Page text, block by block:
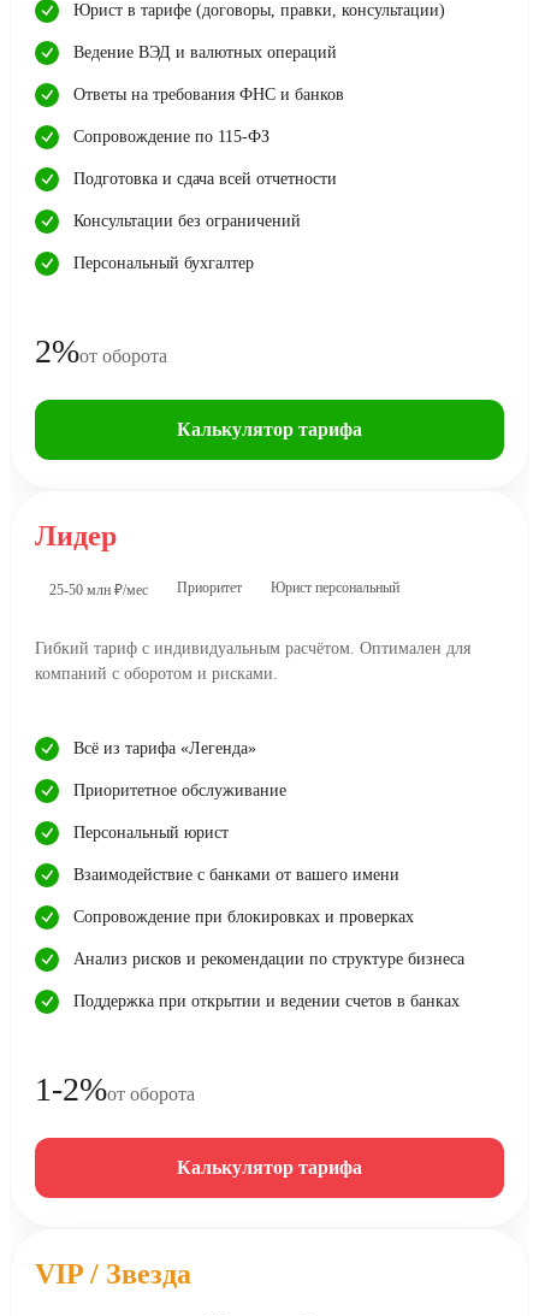
Юрист в тарифе (договоры, правки, консультации)
Ведение ВЭД и валютных операций
Ответы на требования ФНС и банков
Сопровождение по 115-ФЗ
Подготовка и сдача всей отчетности
Консультации без ограничений
Персональный бухгалтер
2%от оборота
Калькулятор тарифа
Лидер
25-50 млн ₽/мес Приоритет Юрист персональный
Гибкий тариф с индивидуальным расчётом. Оптимален для
компаний с оборотом и рисками.
Всё из тарифа «Легенда»
Приоритетное обслуживание
Персональный юрист
Взаимодействие с банками от вашего имени
Сопровождение при блокировках и проверках
Анализ рисков и рекомендации по структуре бизнеса
Поддержка при открытии и ведении счетов в банках
1-2%от оборота
Калькулятор тарифа
VIP / Звезда